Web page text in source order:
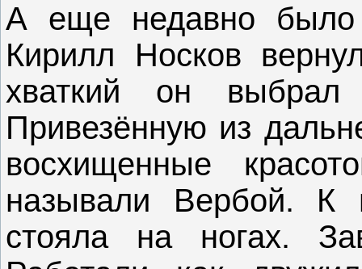
А еще недавно
Кирилл Носков
хваткий он
Привезённую из
восхищенные
называли Вербой. К
стояла на ногах.